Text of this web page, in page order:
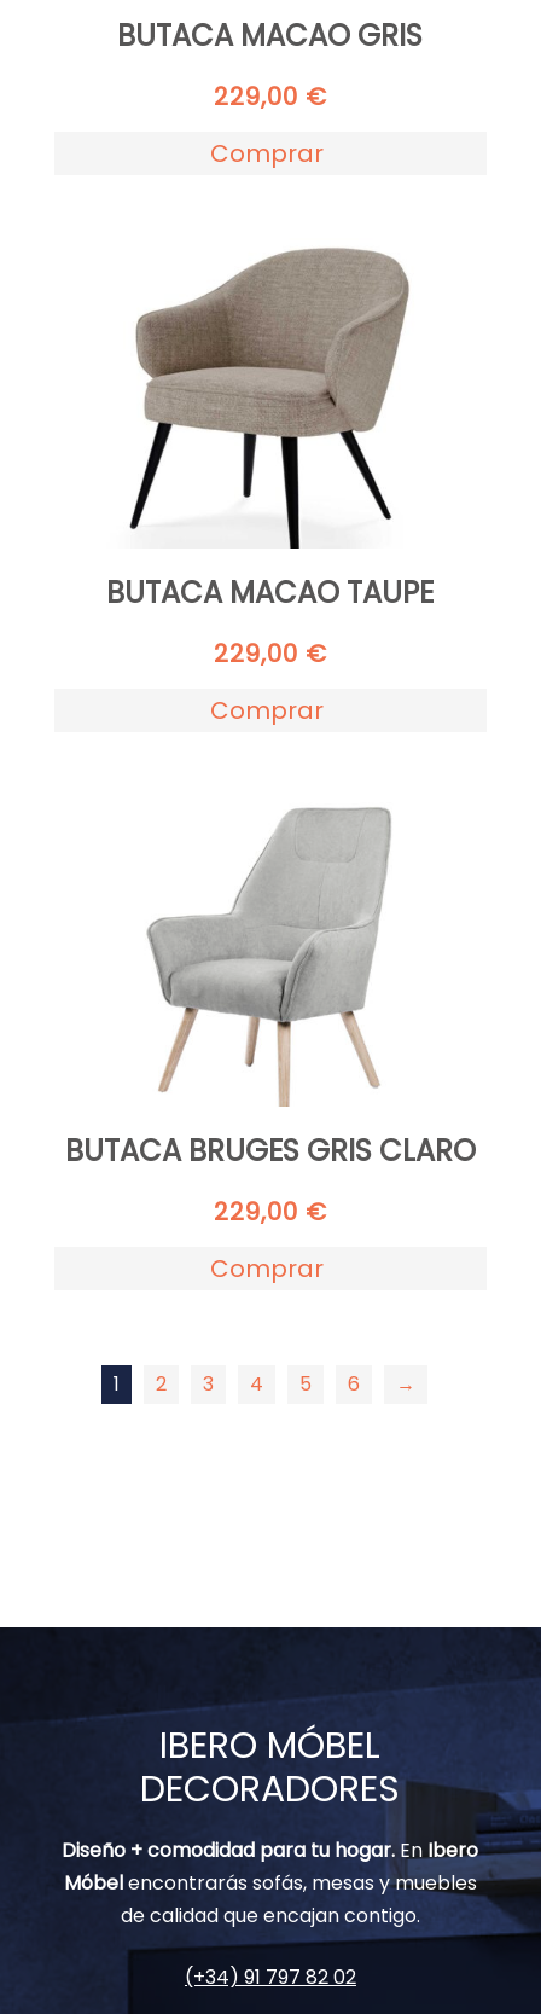
BUTACA MACAO GRIS
229,00 €
Comprar
BUTACA MACAO TAUPE
229,00 €
Comprar
BUTACA BRUGES GRIS CLARO
229,00 €
Comprar
1 2 3 4 5 6 →
IBERO MÓBEL
DECORADORES
Diseño + comodidad para tu hogar. EnIbero
Móbelencontrarás sofás, mesas y muebles
de calidad que encajan contigo.
(+34) 91 797 82 02